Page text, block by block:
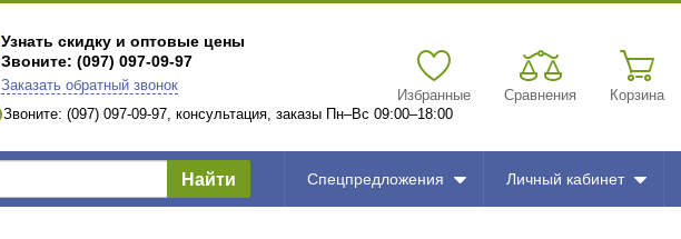
Узнать скидку и оптовые цены
Звоните: (097) 097-09-97
Заказать обратный звонок
Звоните: (097) 097-09-97, консультация, заказы Пн–Вс 09:00–18:00
Избранные Сравнения Корзина
Найти Спецпредложения Личный кабинет